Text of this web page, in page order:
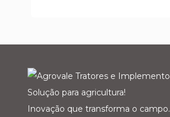
Solução para agricultura!
Inovação que transforma o campo.